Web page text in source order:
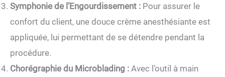
Symphonie de l’Engourdissement : Pour assurer le
confort du client, une douce crème anesthésiante est
appliquée, lui permettant de se détendre pendant la
procédure.
Chorégraphie du Microblading : Avec l’outil à main